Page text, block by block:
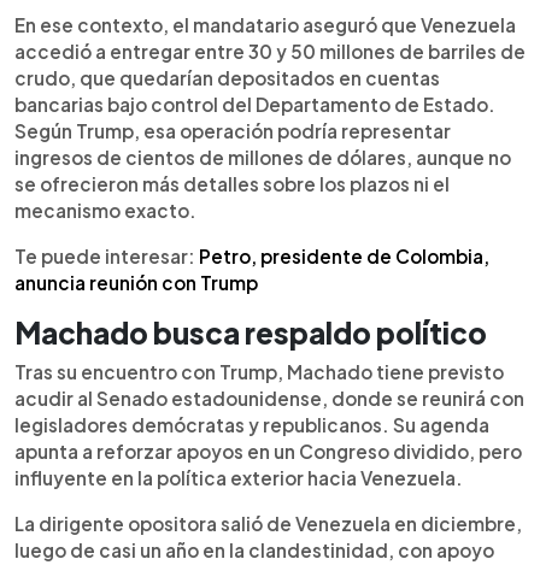
En ese contexto, el mandatario aseguró que Venezuela
accedió a entregar entre 30 y 50 millones de barriles de
crudo, que quedarían depositados en cuentas
bancarias bajo control del Departamento de Estado.
Según Trump, esa operación podría representar
ingresos de cientos de millones de dólares, aunque no
se ofrecieron más detalles sobre los plazos ni el
mecanismo exacto.
Te puede interesar: Petro, presidente de Colombia,
anuncia reunión con Trump
Machado busca respaldo político
Tras su encuentro con Trump, Machado tiene previsto
acudir al Senado estadounidense, donde se reunirá con
legisladores demócratas y republicanos. Su agenda
apunta a reforzar apoyos en un Congreso dividido, pero
influyente en la política exterior hacia Venezuela.
La dirigente opositora salió de Venezuela en diciembre,
luego de casi un año en la clandestinidad, con apoyo